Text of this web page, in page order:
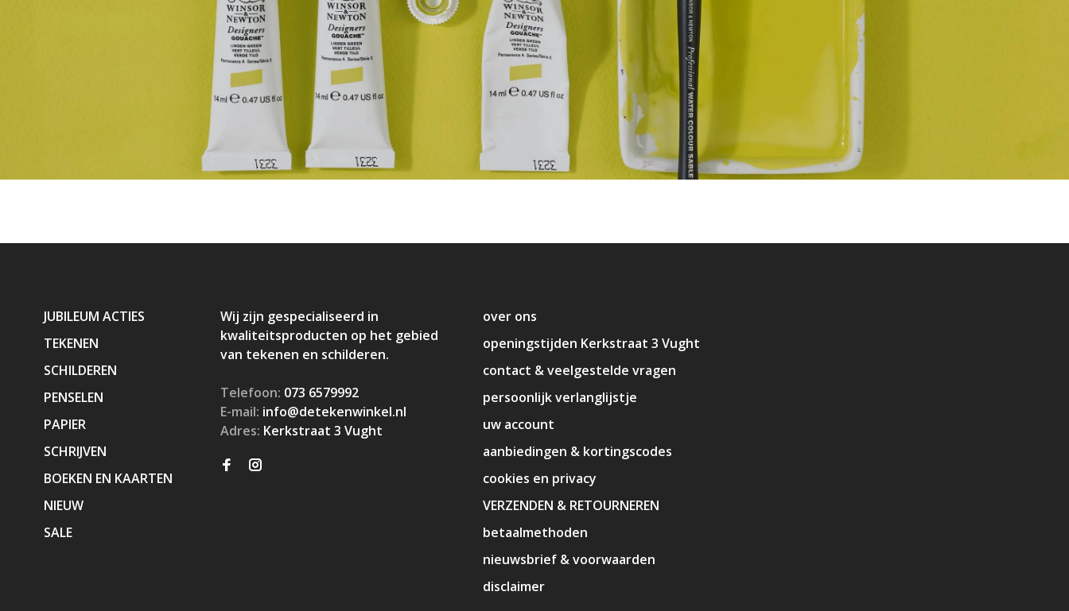
JUBILEUM ACTIES
TEKENEN
SCHILDEREN
PENSELEN
PAPIER
SCHRIJVEN
BOEKEN EN KAARTEN
NIEUW
SALE
Wij zijn gespecialiseerd in
kwaliteitsproducten op het gebied
van tekenen en schilderen.
Telefoon: 073 6579992
E-mail: info@detekenwinkel.nl
Adres: Kerkstraat 3 Vught
over ons
openingstijden Kerkstraat 3 Vught
contact & veelgestelde vragen
persoonlijk verlanglijstje
uw account
aanbiedingen & kortingscodes
cookies en privacy
VERZENDEN & RETOURNEREN
betaalmethoden
nieuwsbrief & voorwaarden
disclaimer